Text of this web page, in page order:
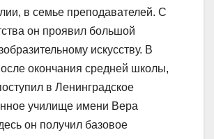
в семье преподавателей. С
он проявил большой
искусству. В
окончания средней школы,
в Ленинградское
училище имени Вера
он получил базовое